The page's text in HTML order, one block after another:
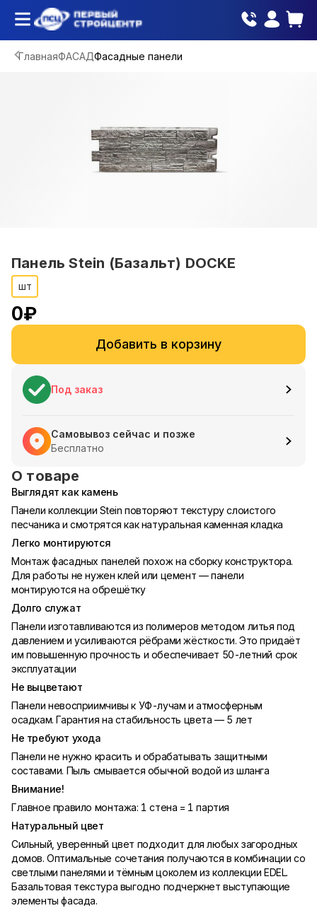
ГлавнаяФАСАДФасадные панели
Панель Stein (Базальт) DOCKE
шт
0₽
Добавить в корзину
Под заказ
Самовывоз сейчас и позже
Бесплатно
О товаре
Выглядят как камень
Панели коллекции Stein повторяют текстуру слоистого
песчаника и смотрятся как натуральная каменная кладка
Легко монтируются
Монтаж фасадных панелей похож на сборку конструктора.
Для работы не нужен клей или цемент — панели
монтируются на обрешётку
Долго служат
Панели изготавливаются из полимеров методом литья под
давлением и усиливаются рёбрами жёсткости. Это придаёт
им повышенную прочность и обеспечивает 50-летний срок
эксплуатации
Не выцветают
Панели невосприимчивы к УФ-лучам и атмосферным
осадкам. Гарантия на стабильность цвета — 5 лет
Не требуют ухода
Панели не нужно красить и обрабатывать защитными
составами. Пыль смывается обычной водой из шланга
Внимание!
Главное правило монтажа: 1 стена = 1 партия
Натуральный цвет
Сильный, уверенный цвет подходит для любых загородных
домов. Оптимальные сочетания получаются в комбинации со
светлыми панелями и тёмным цоколем из коллекции EDEL.
Базальтовая текстура выгодно подчеркнет выступающие
элементы фасада.